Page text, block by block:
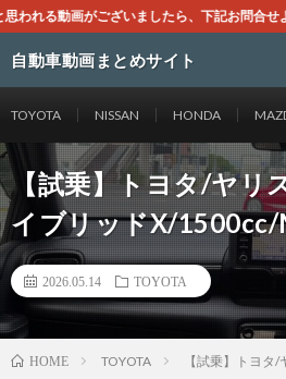
たら、下記お問合せよりご連絡ください
自動車動画まとめサイト
TOYOTA NISSAN HONDA
【試乗】トヨタ/ヤリ
イブリッドX/
2026.05.14 TOYOTA
HOME TOYOTA 【試乗】トヨ